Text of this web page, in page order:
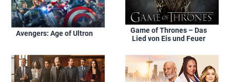
Avengers: Age of Ultron
Game of Thrones – Das
Lied von Eis und Feuer